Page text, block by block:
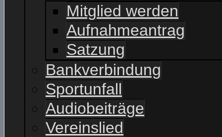
Mitglied werden
Aufnahmeantrag
Satzung
Bankverbindung
Sportunfall
Audiobeiträge
Vereinslied